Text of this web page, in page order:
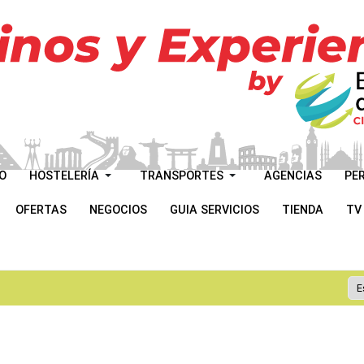
HOSTELERÍA TRANSPORTES AGENCIAS
OFERTAS NEGOCIOS GUIA SERVICIOS TIENDA TV